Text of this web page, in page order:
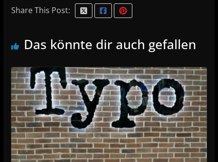
Share This Post:
Das könnte dir auch gefallen